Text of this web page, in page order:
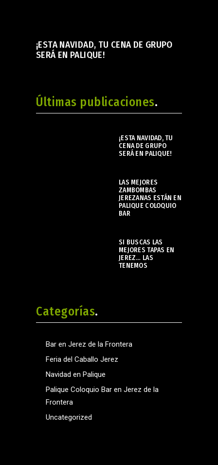
¡ESTA NAVIDAD, TU CENA DE GRUPO
SERÁ EN PALIQUE!
Últimas publicaciones
¡ESTA NAVIDAD, TU
CENA DE GRUPO
SERÁ EN PALIQUE!
LAS MEJORES
ZAMBOMBAS
JEREZANAS ESTÁN EN
PALIQUE COLOQUIO
BAR
SI BUSCAS LAS
MEJORES TAPAS EN
JEREZ… LAS
TENEMOS
Categorías
Bar en Jerez de la Frontera
Feria del Caballo Jerez
Navidad en Palique
Palique Coloquio Bar en Jerez de la
Frontera
Uncategorized